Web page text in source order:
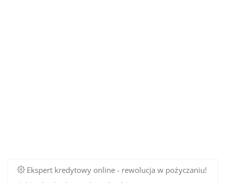
Ekspert kredytowy online - rewolucja w pożyczaniu!